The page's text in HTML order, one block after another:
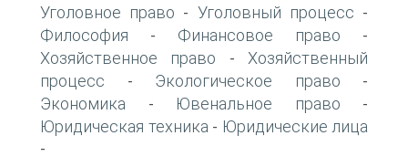
Уголовное право - Уголовный процесс -
Философия - Финансовое право -
Хозяйственное право - Хозяйственный
процесс - Экологическое право -
Экономика - Ювенальное право -
Юридическая техника - Юридические лица
-